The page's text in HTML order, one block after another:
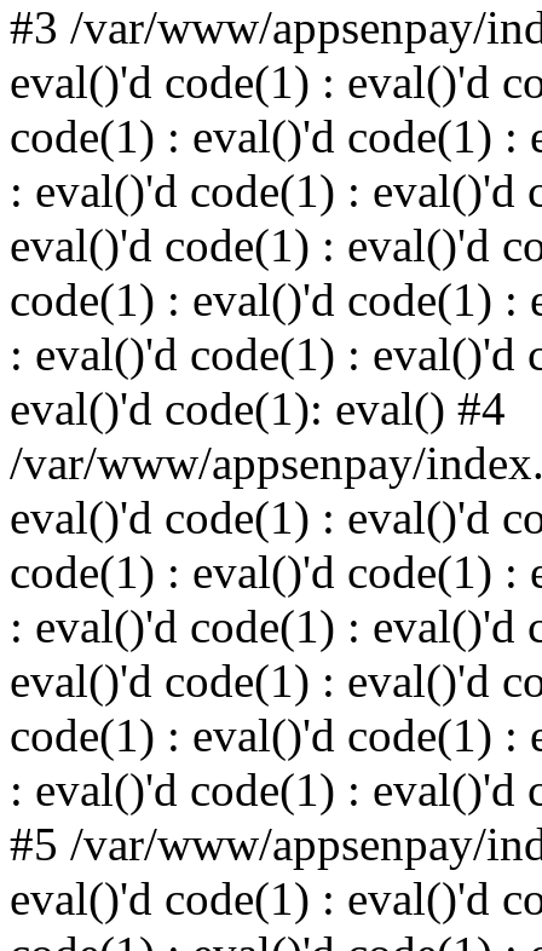
#3 /var/www/appsenpay/
eval()'d code(1) : eval()'d
code(1) : eval()'d code(1) :
: eval()'d code(1) : eval()'d
eval()'d code(1) : eval()'d
code(1) : eval()'d code(1) :
: eval()'d code(1) : eval()'d
eval()'d code(1): eval() #4
/var/www/appsenpay/
eval()'d code(1) : eval()'d
code(1) : eval()'d code(1) :
: eval()'d code(1) : eval()'d
eval()'d code(1) : eval()'d
code(1) : eval()'d code(1) :
: eval()'d code(1) : eval()'d
#5 /var/www/appsenpay/
eval()'d code(1) : eval()'d